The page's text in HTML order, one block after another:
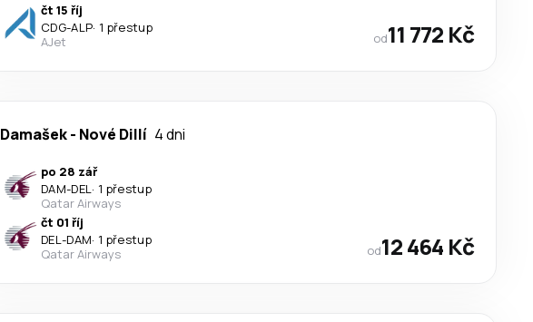
čt 15 říj
CDG-ALP· 1 přestup
AJet
od11 772 Kč
Damašek- Nové Dillí 4 dni
po 28 zář
DAM-DEL · 1 přestup
Qatar Airways
čt 01 říj
DEL -DAM· 1 přestup
Qatar Airways
od12 464 Kč